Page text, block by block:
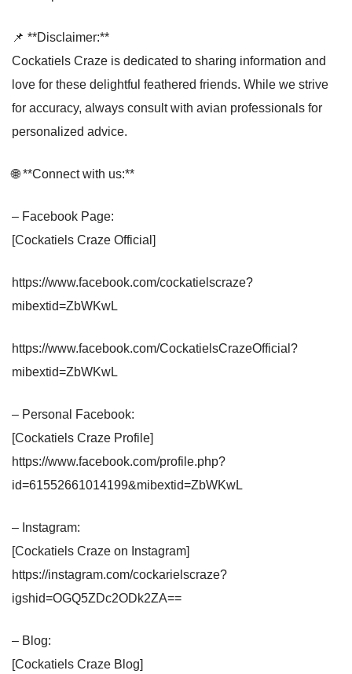
📌 **Disclaimer:**
Cockatiels Craze is dedicated to sharing information and
love for these delightful feathered friends. While we strive
for accuracy, always consult with avian professionals for
personalized advice.
🌐 **Connect with us:**
– Facebook Page:
[Cockatiels Craze Official]
https://www.facebook.com/cockatielscraze?
mibextid=ZbWKwL
https://www.facebook.com/CockatielsCrazeOfficial?
mibextid=ZbWKwL
– Personal Facebook:
[Cockatiels Craze Profile]
https://www.facebook.com/profile.php?
id=61552661014199&mibextid=ZbWKwL
– Instagram:
[Cockatiels Craze on Instagram]
https://instagram.com/cockarielscraze?
igshid=OGQ5ZDc2ODk2ZA==
– Blog:
[Cockatiels Craze Blog]